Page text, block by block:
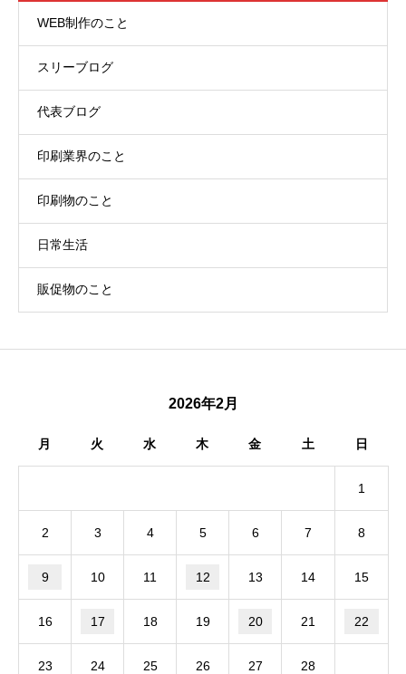
WEB制作のこと
スリーブログ
代表ブログ
印刷業界のこと
印刷物のこと
日常生活
販促物のこと
2026年2月
月 火 水 木 金 土 日
1
2 3 4 5 6 7 8
9 10 11 12 13 14 15
16 17 18 19 20 21 22
23 24 25 26 27 28